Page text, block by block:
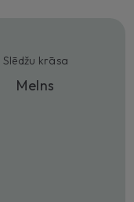
Slēdžu krāsa
Melns